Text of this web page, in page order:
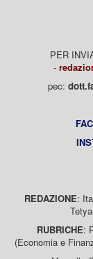
PER
-
pec:
REDAZIONE:
RUBRICHE:
(Economia e